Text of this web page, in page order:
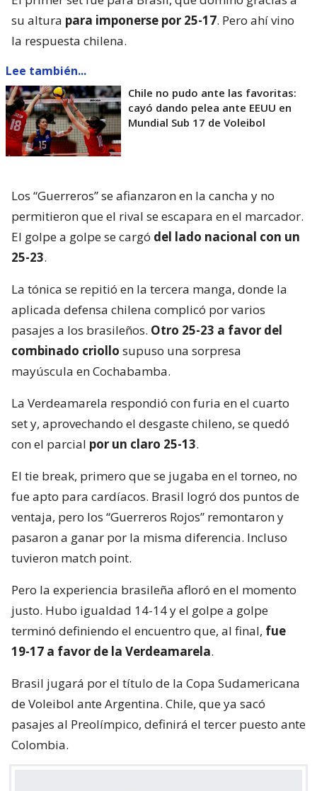
su altura para imponerse por 25-17. Pero ahí vino
la respuesta chilena.
Lee también...
Chile no pudo ante las favoritas:
cayó dando pelea ante EEUU en
Mundial Sub 17 de Voleibol
Los “Guerreros” se afianzaron en la cancha y no
permitieron que el rival se escapara en el marcador.
El golpe a golpe se cargó del lado nacional con un
25-23.
La tónica se repitió en la tercera manga, donde la
aplicada defensa chilena complicó por varios
pasajes a los brasileños. Otro 25-23 a favor del
combinado criollo supuso una sorpresa
mayúscula en Cochabamba.
La Verdeamarela respondió con furia en el cuarto
set y, aprovechando el desgaste chileno, se quedó
con el parcial por un claro 25-13.
El tie break, primero que se jugaba en el torneo, no
fue apto para cardíacos. Brasil logró dos puntos de
ventaja, pero los “Guerreros Rojos” remontaron y
pasaron a ganar por la misma diferencia. Incluso
tuvieron match point.
Pero la experiencia brasileña afloró en el momento
justo. Hubo igualdad 14-14 y el golpe a golpe
terminó definiendo el encuentro que, al final, fue
19-17 a favor de la Verdeamarela.
Brasil jugará por el título de la Copa Sudamericana
de Voleibol ante Argentina. Chile, que ya sacó
pasajes al Preolímpico, definirá el tercer puesto ante
Colombia.